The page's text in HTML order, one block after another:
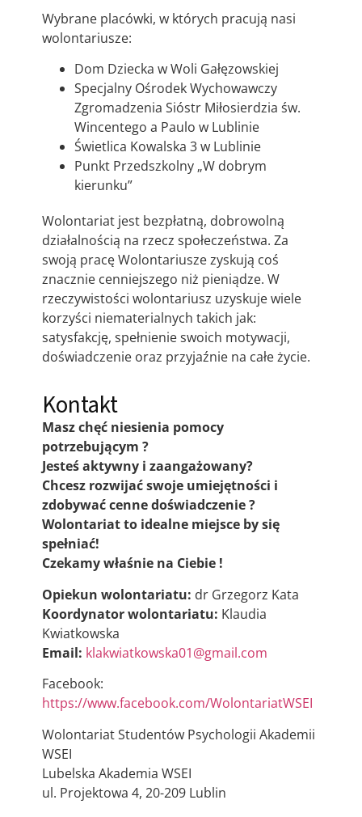
Wybrane placówki, w których pracują nasi
wolontariusze:
Dom Dziecka w Woli Gałęzowskiej
Specjalny Ośrodek Wychowawczy
Zgromadzenia Sióstr Miłosierdzia św.
Wincentego a Paulo w Lublinie
Świetlica Kowalska 3 w Lublinie
Punkt Przedszkolny „W dobrym
kierunku”
Wolontariat jest bezpłatną, dobrowolną
działalnością na rzecz społeczeństwa. Za
swoją pracę Wolontariusze zyskują coś
znacznie cenniejszego niż pieniądze. W
rzeczywistości wolontariusz uzyskuje wiele
korzyści niematerialnych takich jak:
satysfakcję, spełnienie swoich motywacji,
doświadczenie oraz przyjaźnie na całe życie.
Kontakt
Masz chęć niesienia pomocy
potrzebującym ?
Jesteś aktywny i zaangażowany?
Chcesz rozwijać swoje umiejętności i
zdobywać cenne doświadczenie ?
Wolontariat to idealne miejsce by się
spełniać!
Czekamy właśnie na Ciebie !
Opiekun wolontariatu: dr Grzegorz Kata
Koordynator wolontariatu: Klaudia
Kwiatkowska
Email: klakwiatkowska01@gmail.com
Facebook:
https://www.facebook.com/WolontariatWSEI
Wolontariat Studentów Psychologii Akademii
WSEI
Lubelska Akademia WSEI
ul. Projektowa 4, 20-209 Lublin